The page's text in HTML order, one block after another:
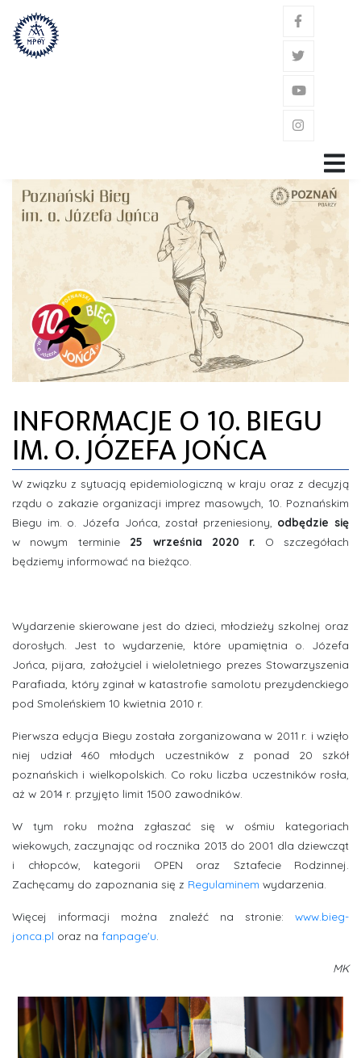
GŁÓWNA
POWOŁANIE
GDZIE JESTEŚMY?
ZDJĘCIA
INFORMACJE
INFORMACJE O 10. BIEGU
IM. O. JÓZEFA JOŃCA
W związku z sytuacją epidemiologiczną w kraju oraz z decyzją
rządu o zakazie organizacji imprez masowych, 10. Poznańskim
Biegu im. o. Józefa Jońca, został przeniesiony, odbędzie się
w nowym terminie 25 września 2020 r. O szczegółach
będziemy informować na bieżąco.
Wydarzenie skierowane jest do dzieci, młodzieży szkolnej oraz
dorosłych. Jest to wydarzenie, które upamiętnia o. Józefa
Jońca, pijara, założyciel i wieloletniego prezes Stowarzyszenia
Parafiada, który zginał w katastrofie samolotu prezydenckiego
pod Smoleńskiem 10 kwietnia 2010 r.
Pierwsza edycja Biegu została zorganizowana w 2011 r. i wzięło
niej udział 460 młodych uczestników z ponad 20 szkół
poznańskich i wielkopolskich. Co roku liczba uczestników rosła,
aż w 2014 r. przyjęto limit 1500 zawodników.
W tym roku można zgłaszać się w ośmiu kategoriach
wiekowych, zaczynając od rocznika 2013 do 2001 dla dziewcząt
i chłopców, kategorii OPEN oraz Sztafecie Rodzinnej.
Zachęcamy do zapoznania się z Regulaminem wydarzenia.
Więcej informacji można znaleźć na stronie: www.bieg-
jonca.pl oraz na fanpage'u
MK